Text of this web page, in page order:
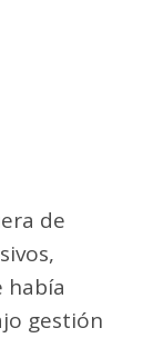
de
había
gestión